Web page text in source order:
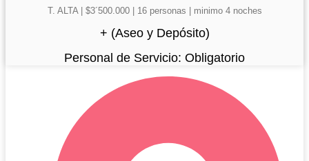
T. ALTA | $3´500.000 | 16 personas | minimo 4 noches
+ (Aseo y Depósito)
Personal de Servicio: Obligatorio